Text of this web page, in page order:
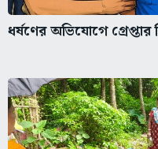
ধর্ষণের অভিযোগে গ্রেপ্তার